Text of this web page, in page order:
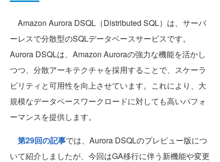
Amazon Aurora DSQL（Distributed SQL）は、サーバ
ーレスで分散型のSQLデータベースサービスです。
Aurora DSQLは、Amazon Auroraの強力な機能を活かし
つつ、分散アーキテクチャを採用することで、スケーラ
ビリティと可用性を向上させています。これにより、大
規模なデータベースワークロードに対しても高いパフォ
ーマンスを提供します。
第29回の記事では、Aurora DSQLのプレビュー版につ
いて紹介しましたが、今回はGA移行に伴う新機能や変更